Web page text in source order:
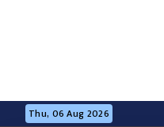
Thu, 06 Aug 2026